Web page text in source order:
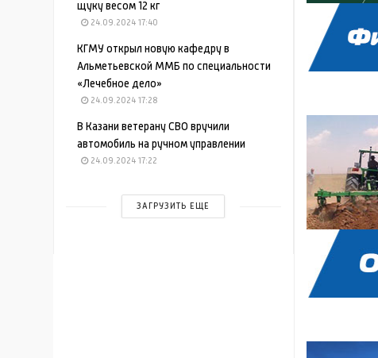
щуку весом 12 кг
24.09.2024 17:40
КГМУ открыл новую кафедру в
Альметьевской ММБ по специальности
«Лечебное дело»
24.09.2024 17:28
В Казани ветерану СВО вручили
автомобиль на ручном управлении
24.09.2024 17:22
ЗАГРУЗИТЬ ЕЩЕ